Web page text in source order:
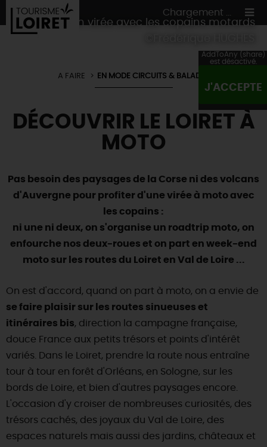
Chargement ...
VOSENVIES
LES INCONTOURNABLES MADE IN LOIRET
HÉBERGEMENTS
HÉBERGEMENTS
RÉSERVERMAINTENANT
CULTURE
NATURE
VILLES & VILLAGES
TOUTES LES VISITES
TOUS À L'EAU !
EN MODENATURE& AVENTURE
...ET AUSSI
TOUTES LES ACTIVITÉS
Où manger
restaurateurs
Nosmarchés
Artistes et Artisans d'Art
Nosspécialités du terroir etproducteurs
Vins et vignobles
Chic,une aire de pique-nique
Par ici les guinguettes
Que rapporter du Loiret ?
La Route des Métiers d'Art
TOUT L'ART DE VIVRE
Téléchargez le Guide de l'été 2026 🤽🌞
Avis de fraicheur ici pour éviter la chaleur 🥵
(re)Découvrir les coulisses de la Faïencerie de
Expérimenterles parcours Baludik🕵️
Une saison de festivals 🎉
Rendez-vous de la nature en 2026
Des sorties en famille dans le Loiret !
Programme des animations "Loiret au fil de l'eau"
TOURISME &HANDICAP
INFOS &SERVICES
MAINTENANT
Faire un virée avec les copains motards
A FAIRE EN MODE CIRCUITS & BALADES
DÉCOUVRIR LE LOIRET À
MOTO
Pas besoin des paysages de la Corse ni des volcans
d'Auvergne pour profiter d'une virée à moto avec
les copains :
ni une ni deux, on s'organise un roadtrip moto, on
enfourche nos deux-roues et on part en week-end
moto sur les routes du Loiret en Val de Loire ...
On est d'accord, quand on part à moto, on a envie de
se faire plaisir sur les routes sinueuses et
itinéraires bis, direction la campagne française,
douce France aux petits trésors et points d'intérêt
variés. Dans le Loiret, prendre la route nous entraîne
tour à tour en forêt d'Orléans, en Sologne, sur les
bords de Loire, et bien d'autres paysages encore.
L'occasion d'y croiser de nombreuses curiosités, des
trésors cachés, des joyaux du Val de Loire, des
espaces naturels mais aussi des jardins, châteaux et
AddToAny (share)
est désactivé.
J'ACCEPTE